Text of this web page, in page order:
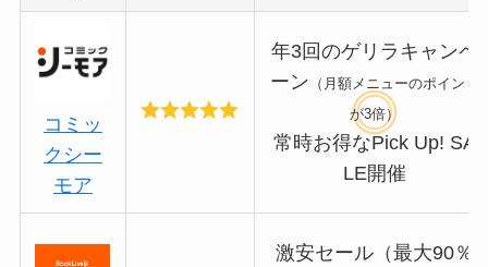
コミッ
クシー
モア
年3回のゲリラキャンペ
ーン （月額メニューのポイント
が3倍）
常時お得なPick Up! SA
LE開催
激安セール（最大90％